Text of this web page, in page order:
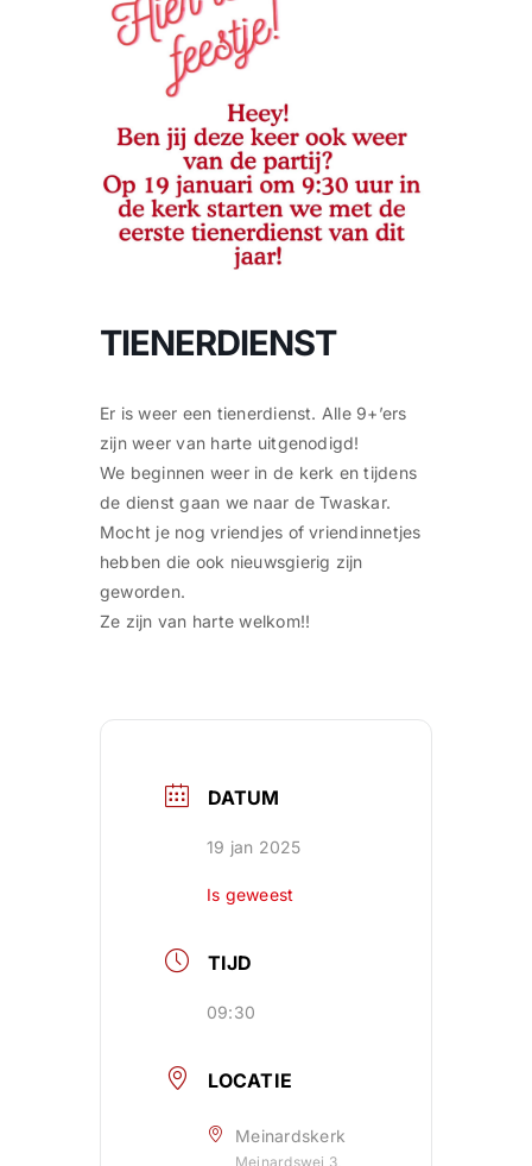
TIENERDIENST
Er is weer een tienerdienst. Alle 9+’ers
zijn weer van harte uitgenodigd!
We beginnen weer in de kerk en tijdens
de dienst gaan we naar de Twaskar.
Mocht je nog vriendjes of vriendinnetjes
hebben die ook nieuwsgierig zijn
geworden.
Ze zijn van harte welkom!!
DATUM
19 jan 2025
Is geweest
TIJD
09:30
LOCATIE
Meinardskerk
Meinardswei 3,